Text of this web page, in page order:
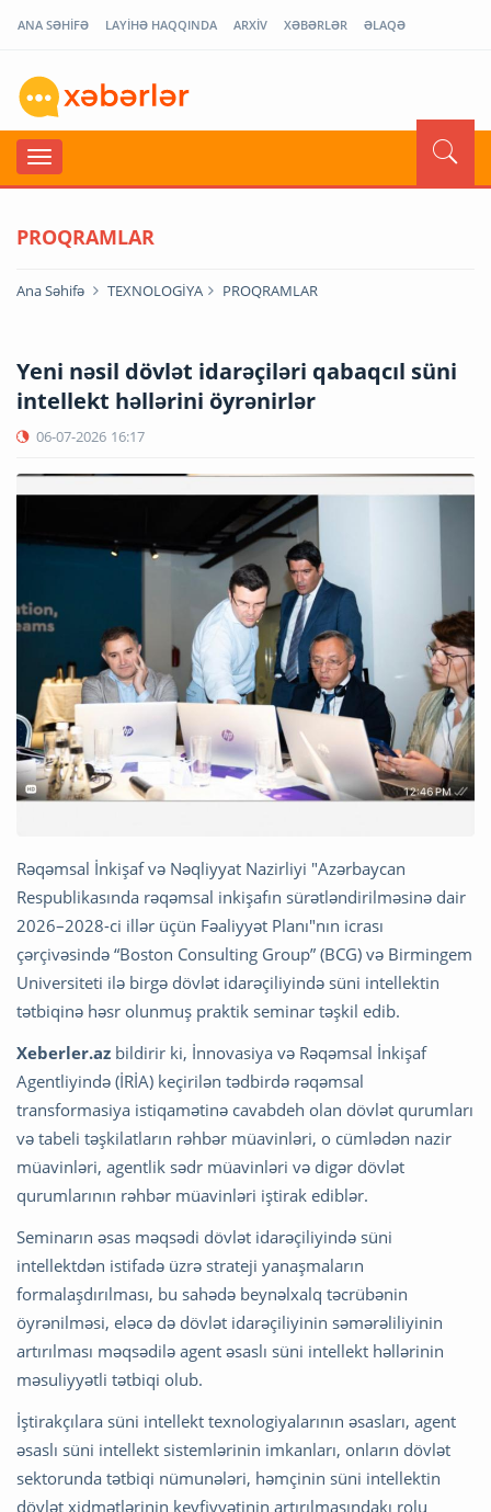
ANA SƏHİFƏ LAYİHƏ HAQQINDA ARXİV XƏBƏRLƏR ƏLAQƏ
PROQRAMLAR
Ana Səhifə TEXNOLOGİYA PROQRAMLAR
Yeni nəsil dövlət idarəçiləri qabaqcıl süni
intellekt həllərini öyrənirlər
06-07-2026 16:17
Rəqəmsal İnkişaf və Nəqliyyat Nazirliyi "Azərbaycan
Respublikasında rəqəmsal inkişafın sürətləndirilməsinə dair
2026–2028-ci illər üçün Fəaliyyət Planı"nın icrası
çərçivəsində “Boston Consulting Group” (BCG) və Birmingem
Universiteti ilə birgə dövlət idarəçiliyində süni intellektin
tətbiqinə həsr olunmuş praktik seminar təşkil edib.
Xeberler.az bildirir ki, İnnovasiya və Rəqəmsal İnkişaf
Agentliyində (İRİA) keçirilən tədbirdə rəqəmsal
transformasiya istiqamətinə cavabdeh olan dövlət qurumları
və tabeli təşkilatların rəhbər müavinləri, o cümlədən nazir
müavinləri, agentlik sədr müavinləri və digər dövlət
qurumlarının rəhbər müavinləri iştirak ediblər.
Seminarın əsas məqsədi dövlət idarəçiliyində süni
intellektdən istifadə üzrə strateji yanaşmaların
formalaşdırılması, bu sahədə beynəlxalq təcrübənin
öyrənilməsi, eləcə də dövlət idarəçiliyinin səmərəliliyinin
artırılması məqsədilə agent əsaslı süni intellekt həllərinin
məsuliyyətli tətbiqi olub.
İştirakçılara süni intellekt texnologiyalarının əsasları, agent
əsaslı süni intellekt sistemlərinin imkanları, onların dövlət
sektorunda tətbiqi nümunələri, həmçinin süni intellektin
dövlət xidmətlərinin keyfiyyətinin artırılmasındakı rolu